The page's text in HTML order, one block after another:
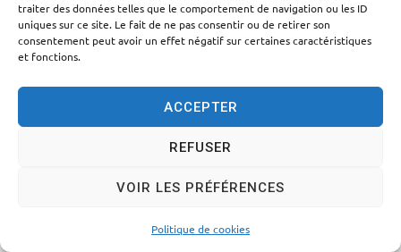
traiter des données telles que le comportement de navigation ou les ID
uniques sur ce site. Le fait de ne pas consentir ou de retirer son
consentement peut avoir un effet négatif sur certaines caractéristiques
et fonctions.
ACCEPTER
REFUSER
VOIR LES PRÉFÉRENCES
Politique de cookies